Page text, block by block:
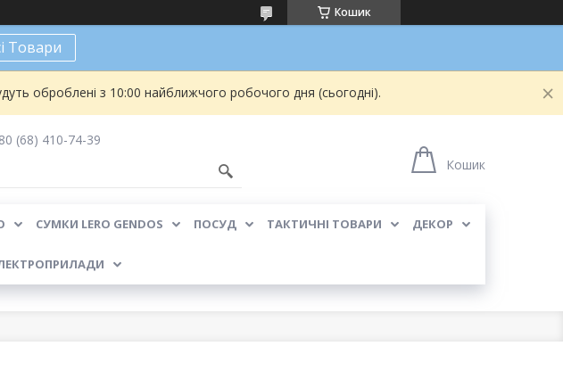
Кошик
Товари
оброблені з 10:00 найближчого робочого дня (сьогодні).
(68) 410-74-39
Кошик
СУМКИ LERO GENDOS ПОСУД ТАКТИЧНІ ТОВАРИ ДЕКОР